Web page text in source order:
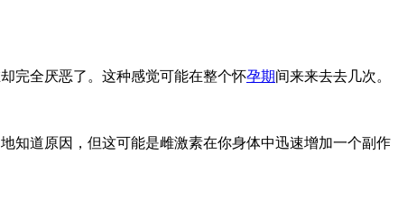
完全厌恶了。这种感觉可能在整个怀孕期间来来去去几次。
知道原因，但这可能是雌激素在你身体中迅速增加一个副作